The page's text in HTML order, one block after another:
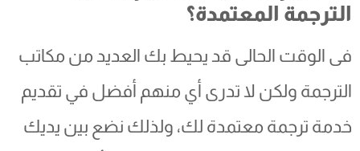
الترجمة المعتمدة؟
فى الوقت الحالى قد يحيط بك العديد من مكاتب
الترجمة ولكن لا تدرى أي منهم أفضل في تقديم
خدمة ترجمة معتمدة لك، ولذلك نضع بين يديك